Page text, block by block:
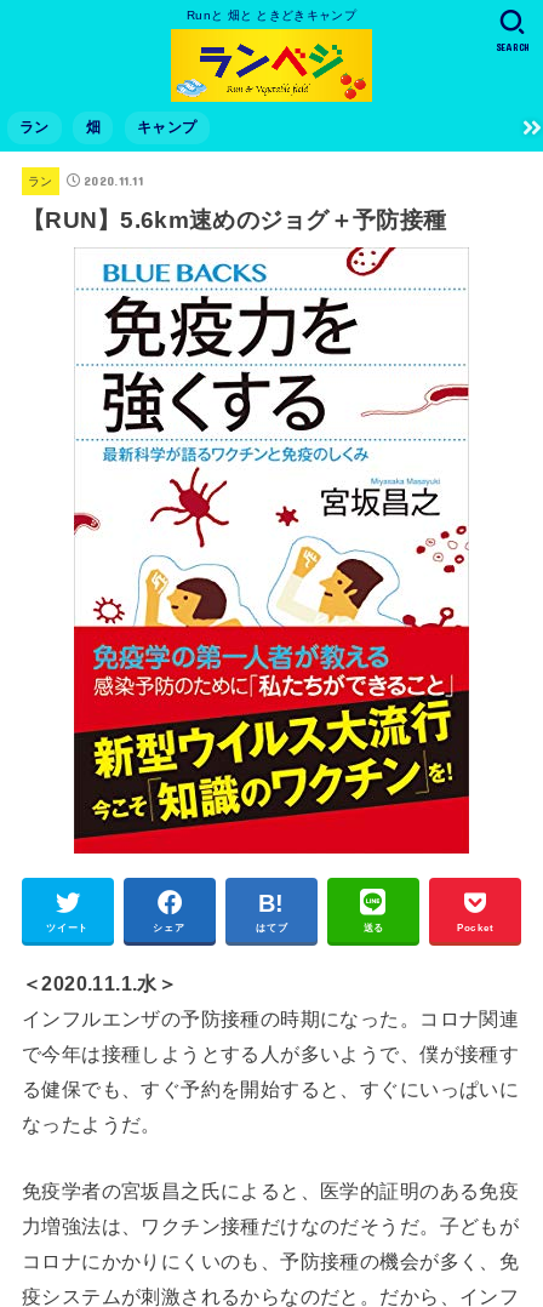
Runと 畑と ときどきキャンプ
ラン 畑 キャンプ
SEARCH
ラン 2020.11.11
【RUN】5.6km速めのジョグ＋予防接種
ツイート シェア はてブ 送る Pocket
＜2020.11.1.水＞
インフルエンザの予防接種の時期になった。コロナ関連
で今年は接種しようとする人が多いようで、僕が接種す
る健保でも、すぐ予約を開始すると、すぐにいっぱいに
なったようだ。
免疫学者の宮坂昌之氏によると、医学的証明のある免疫
力増強法は、ワクチン接種だけなのだそうだ。子どもが
コロナにかかりにくいのも、予防接種の機会が多く、免
疫システムが刺激されるからなのだと。だから、インフ